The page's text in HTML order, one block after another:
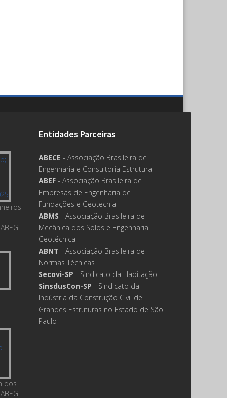
dos
Entidades Parceiras
ABECE - Associação Brasileira de
Engenharia e Consultoria Estrutural
ABEF - Associação Brasileira de
Empresas de Engenharia de
Fundações e Geotecnia
ABMS - Associação Brasileira de
Mecânica dos Solos e Engenharia
Geotécnica
ABNT - Associação Brasileira de
Normas Técnicas
Secovi-SP - Sindicato da Habitação
SinsdusCon-SP - Sindicato da
Indústria da Construção Civil de
Grandes Estruturas no Estado de São
Paulo